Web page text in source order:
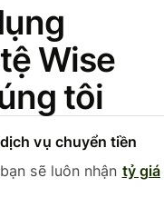
Wise
tôi
vụ chuyển tiền
sẽ luôn nhận tỷ giá